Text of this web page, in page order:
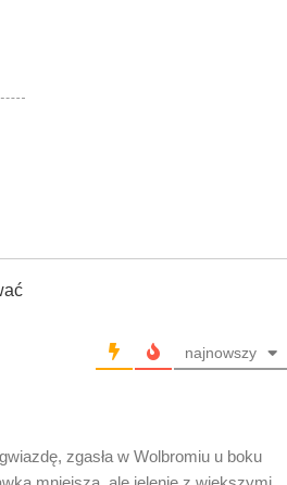
najnowszy
zgasła w Wolbromiu u boku